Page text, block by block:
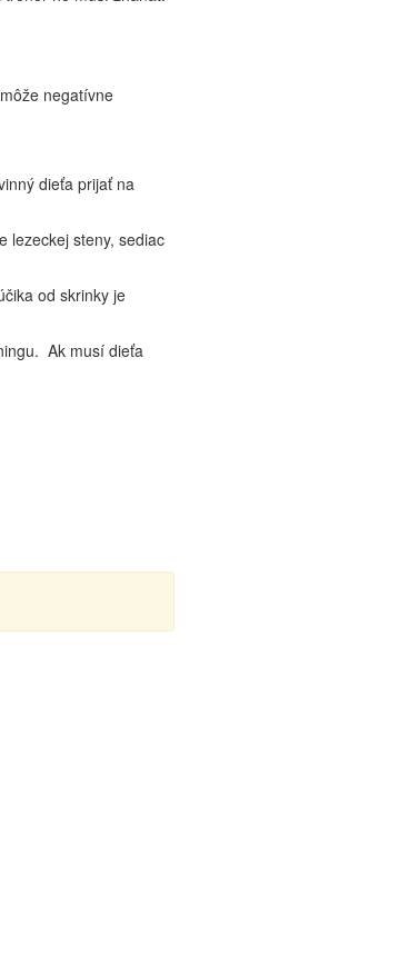
negatívne
dieťa prijať na
lezeckej steny, sediac
od skrinky je
Ak musí dieťa